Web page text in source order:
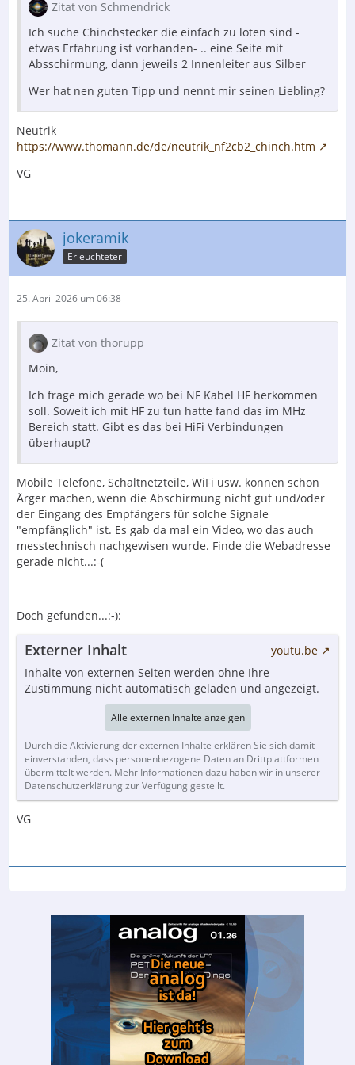
Zitat von Schmendrick
Ich suche Chinchstecker die einfach zu löten sind -
etwas Erfahrung ist vorhanden- .. eine Seite mit
Absschirmung, dann jeweils 2 Innenleiter aus Silber
Wer hat nen guten Tipp und nennt mir seinen Liebling?
Neutrik
https://www.thomann.de/de/neutrik_nf2cb2_chinch.htm
VG
jokeramik
Erleuchteter
25. April 2026 um 06:38
Zitat von thorupp
Moin,
Ich frage mich gerade wo bei NF Kabel HF herkommen
soll. Soweit ich mit HF zu tun hatte fand das im MHz
Bereich statt. Gibt es das bei HiFi Verbindungen
überhaupt?
Mobile Telefone, Schaltnetzteile, WiFi usw. können schon
Ärger machen, wenn die Abschirmung nicht gut und/oder
der Eingang des Empfängers für solche Signale
"empfänglich" ist. Es gab da mal ein Video, wo das auch
messtechnisch nachgewisen wurde. Finde die Webadresse
gerade nicht...:-(
Doch gefunden...:-):
Externer Inhalt
youtu.be
Inhalte von externen Seiten werden ohne Ihre
Zustimmung nicht automatisch geladen und angezeigt.
Alle externen Inhalte anzeigen
Durch die Aktivierung der externen Inhalte erklären Sie sich damit
einverstanden, dass personenbezogene Daten an Drittplattformen
übermittelt werden. Mehr Informationen dazu haben wir in unserer
Datenschutzerklärung zur Verfügung gestellt.
VG